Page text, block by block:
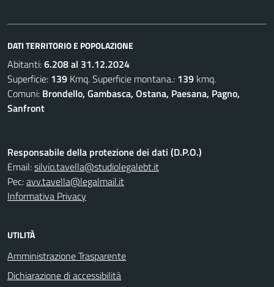
DATI TERRITORIO E POPOLAZIONE
Abitanti:6.208 al 31.12.2024
Superficie: 139 Kmq. Superficie montana.: 139 kmq.
Comuni: Brondello, Gambasca, Ostana, Paesana, Pagno,
Sanfront
Responsabile della protezione dei dati (D.P.O.)
Email:silvio.tavella@studiolegalebt.it
Pec:avv.tavella@legalmail.it
Informativa Privacy
UTILITÀ
Amministrazione Trasparente
Dichiarazione di accessibilità